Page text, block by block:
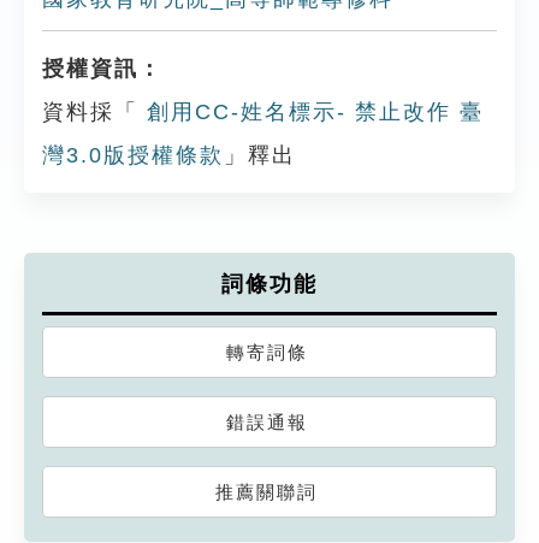
授權資訊：
資料採「
創用CC-姓名標示- 禁止改作 臺
灣3.0版授權條款 」釋出
詞條功能
轉寄詞條
錯誤通報
推薦關聯詞